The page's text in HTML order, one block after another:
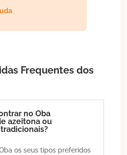
Frequentes dos
no Oba
azeitona ou
os seus tipos preferidos